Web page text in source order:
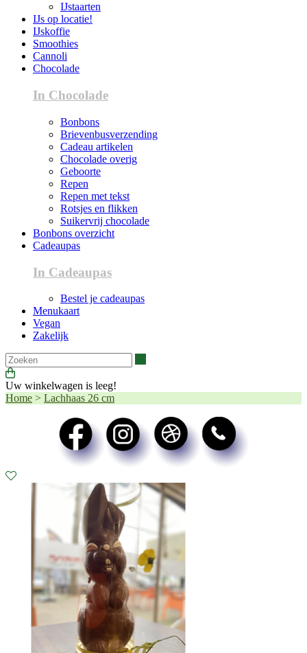
IJstaarten
IJs op locatie!
IJskoffie
Smoothies
Cannoli
Chocolade
In Chocolade
Bonbons
Brievenbusverzending
Cadeau artikelen
Chocolade overig
Geboorte
Repen
Repen met tekst
Rotsjes en flikken
Suikervrij chocolade
Bonbons overzicht
Cadeaupas
In Cadeaupas
Bestel je cadeaupas
Menukaart
Vegan
Zakelijk
Uw winkelwagen is leeg!
Home > Lachhaas 26 cm